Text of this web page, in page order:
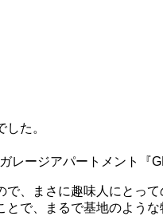
た。
レージアパートメント『
、まさに趣味人にとっ
で、まるで基地のよう